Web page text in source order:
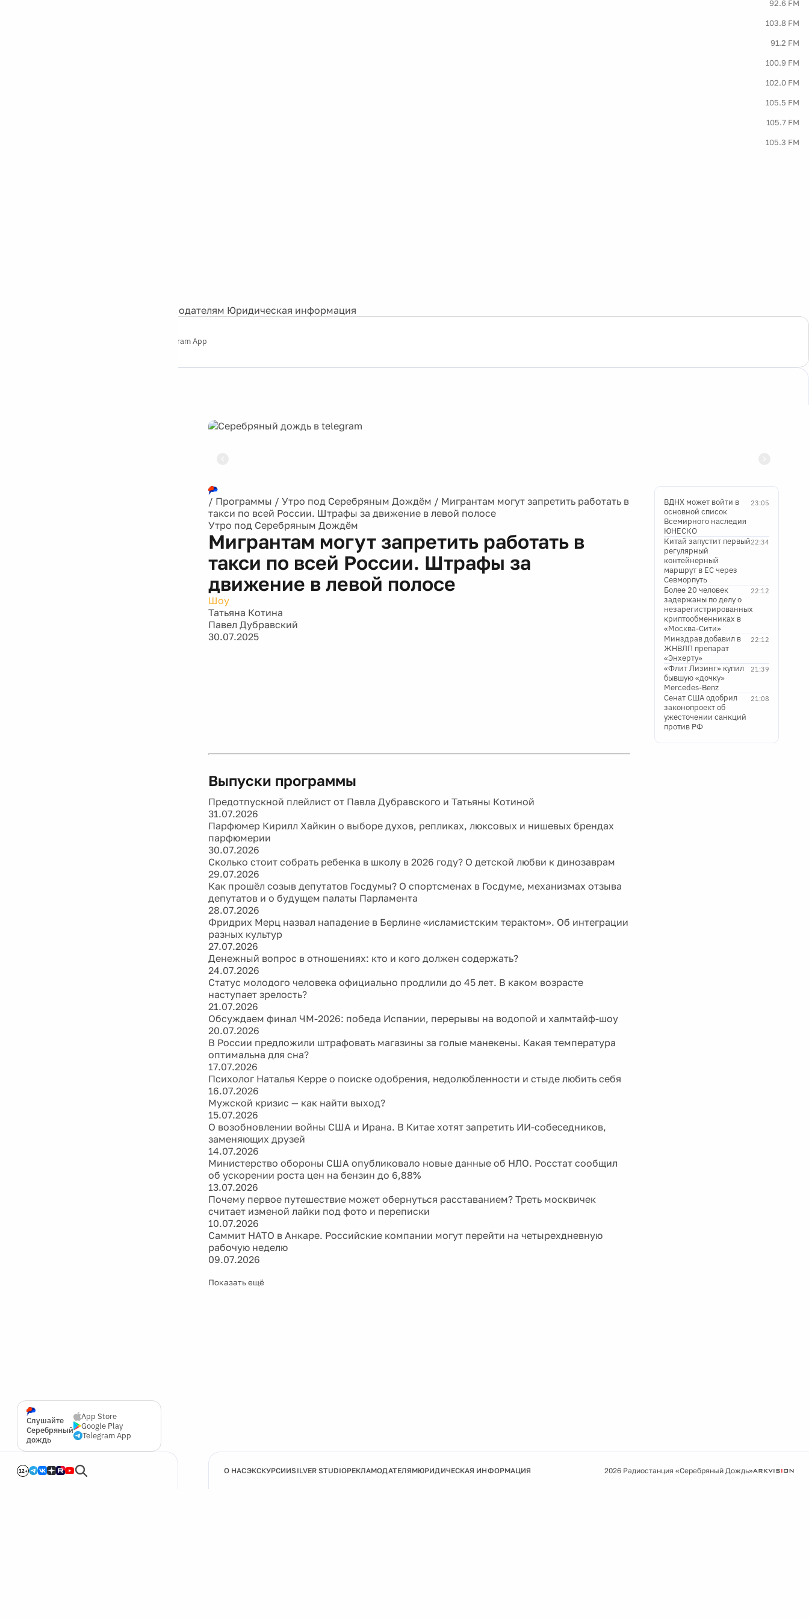
92.6 FM
103.8 FM
91.2 FM
100.9 FM
102.0 FM
105.5 FM
105.7 FM
105.3 FM
Рекламодателям Юридическая информация
Telegram App
Слушайте
Серебряный
дождь
App Store
Google Play
Telegram App
12+
такси по всей России. Штрафы за движение в левой полосе
Утро под Серебряным Дождём
Мигрантам могут запретить работать в
такси по всей России. Штрафы за
движение в левой полосе
Шоу
Татьяна Котина
Павел Дубравский
30.07.2025
Выпуски программы
Предотпускной плейлист от Павла Дубравского и Татьяны Котиной
31.07.2026
Парфюмер Кирилл Хайкин о выборе духов, репликах, люксовых и нишевых брендах
парфюмерии
30.07.2026
Сколько стоит собрать ребенка в школу в 2026 году? О детской любви к динозаврам
29.07.2026
Как прошёл созыв депутатов Госдумы? О спортсменах в Госдуме, механизмах отзыва
депутатов и о будущем палаты Парламента
28.07.2026
Фридрих Мерц назвал нападение в Берлине «исламистским терактом». Об интеграции
разных культур
27.07.2026
Денежный вопрос в отношениях: кто и кого должен содержать?
24.07.2026
Статус молодого человека официально продлили до 45 лет. В каком возрасте
наступает зрелость?
21.07.2026
Обсуждаем финал ЧМ-2026: победа Испании, перерывы на водопой и халмтайф-шоу
20.07.2026
В России предложили штрафовать магазины за голые манекены. Какая температура
оптимальна для сна?
17.07.2026
Психолог Наталья Керре о поиске одобрения, недолюбленности и стыде любить себя
16.07.2026
Мужской кризис — как найти выход?
15.07.2026
О возобновлении войны США и Ирана. В Китае хотят запретить ИИ-собеседников,
заменяющих друзей
14.07.2026
Министерство обороны США опубликовало новые данные об НЛО. Росстат сообщил
об ускорении роста цен на бензин до 6,88%
13.07.2026
Почему первое путешествие может обернуться расставанием? Треть москвичек
считает изменой лайки под фото и переписки
10.07.2026
Саммит НАТО в Анкаре. Российские компании могут перейти на четырехдневную
рабочую неделю
09.07.2026
Показать ещё
основной список
ЮНЕСКО
Китай запустит первый
регулярный
контейнерный
маршрут в ЕС через
Севморпуть
Более 20 человек
задержаны по делу о
незарегистрированных
криптообменниках в
«Москва-Сити»
22:12
Минздрав добавил в
ЖНВЛП препарат
«Энхерту»
21:39
«Флит Лизинг» купил
бывшую «дочку»
Mercedes-Benz
21:08
Сенат США одобрил
законопроект об
ужесточении санкций
против РФ
О НАСЭКСКУРСИИSILVER STUDIOРЕКЛАМОДАТЕЛЯМЮРИДИЧЕСКАЯ ИНФОРМАЦИЯ 2026 Радиостанция «Серебряный Дождь»